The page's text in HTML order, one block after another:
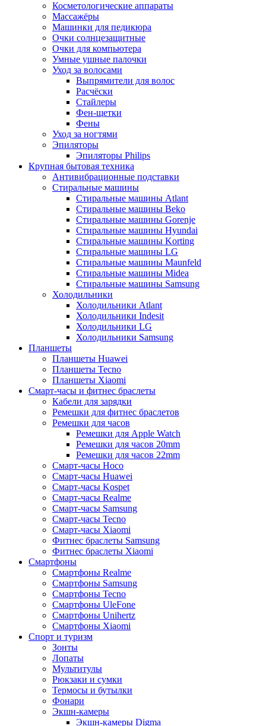
Косметологические аппараты
Массажёры
Машинки для педикюра
Очки cолнцезащитные
Очки для компьютера
Умные ушные палочки
Уход за волосами
Выпрямители для волос
Расчёски
Стайлеры
Фен-щетки
Фены
Уход за ногтями
Эпиляторы
Эпиляторы Philips
Крупная бытовая техника
Антивибрационные подставки
Стиральные машины
Стиральные машины Atlant
Стиральные машины Beko
Стиральные машины Gorenje
Стиральные машины Hyundai
Стиральные машины Korting
Стиральные машины LG
Стиральные машины Maunfeld
Стиральные машины Midea
Стиральные машины Samsung
Холодильники
Холодильники Atlant
Холодильники Indesit
Холодильники LG
Холодильники Samsung
Планшеты
Планшеты Huawei
Планшеты Tecno
Планшеты Xiaomi
Смарт-часы и фитнес браслеты
Кабели для зарядки
Ремешки для фитнес браслетов
Ремешки для часов
Ремешки для Apple Watch
Ремешки для часов 20mm
Ремешки для часов 22mm
Смарт-часы Hoco
Смарт-часы Huawei
Смарт-часы Kospet
Смарт-часы Realme
Смарт-часы Samsung
Смарт-часы Tecno
Смарт-часы Xiaomi
Фитнес браслеты Samsung
Фитнес браслеты Xiaomi
Смартфоны
Смартфоны Realme
Смартфоны Samsung
Смартфоны Tecno
Смартфоны UleFone
Смартфоны Unihertz
Смартфоны Xiaomi
Спорт и туризм
Зонты
Лопаты
Мультитулы
Рюкзаки и сумки
Термосы и бутылки
Фонари
Экшн-камеры
Экшн-камеры Digma